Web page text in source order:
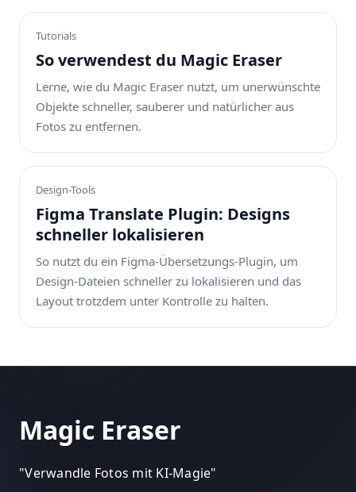
Tutorials
So verwendest du Magic Eraser
Lerne, wie du Magic Eraser nutzt, um unerwünschte
Objekte schneller, sauberer und natürlicher aus
Fotos zu entfernen.
Design-Tools
Figma Translate Plugin: Designs
schneller lokalisieren
So nutzt du ein Figma-Übersetzungs-Plugin, um
Design-Dateien schneller zu lokalisieren und das
Layout trotzdem unter Kontrolle zu halten.
Magic Eraser
"Verwandle Fotos mit KI-Magie"